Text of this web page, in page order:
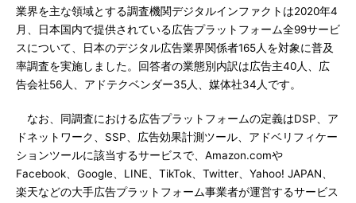
業界を主な領域とする調査機関デジタルインファクトは2020年4
月、日本国内で提供されている広告プラットフォーム全99サービ
スについて、日本のデジタル広告業界関係者165人を対象に普及
率調査を実施しました。回答者の業態別内訳は広告主40人、広
告会社56人、アドテクベンダー35人、媒体社34人です。
なお、同調査における広告プラットフォームの定義はDSP、ア
ドネットワーク、SSP、広告効果計測ツール、アドベリフィケー
ションツールに該当するサービスで、Amazon.comや
Facebook、Google、LINE、TikTok、Twitter、Yahoo! JAPAN、
楽天などの大手広告プラットフォーム事業者が運営するサービス